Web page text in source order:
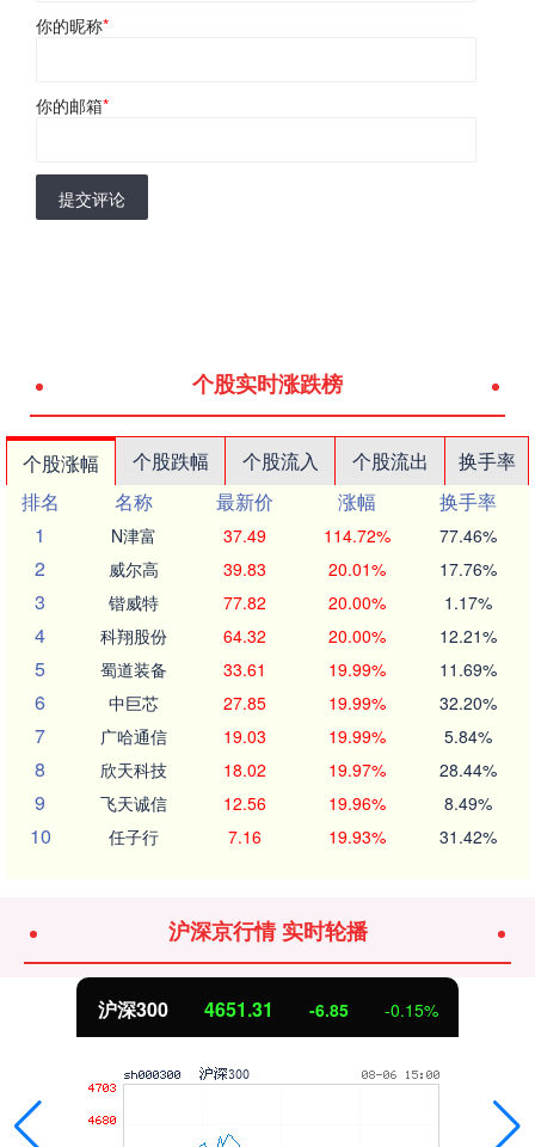
你的昵称*
你的邮箱*
提交评论
个股实时涨跌榜
个股涨幅 个股跌幅 个股流入 个股流出
换手率
排名
名称 最新价 涨幅
换手率
1
N津富 37.49 114.72% 77.46%
2 威尔高 39.83 20.01% 17.76%
3 锴威特 77.82 20.00% 1.17%
4 科翔股份 64.32 20.00% 12.21%
5 蜀道装备 33.61 19.99% 11.69%
6 中巨芯 27.85 19.99% 32.20%
7 广哈通信 19.03 19.99% 5.84%
8 欣天科技 18.02 19.97% 28.44%
9 飞天诚信 12.56 19.96% 8.49%
10 任子行 7.16 19.93% 31.42%
沪深京行情 实时轮播
沪深300 4651.31 -6.85 -0.15%